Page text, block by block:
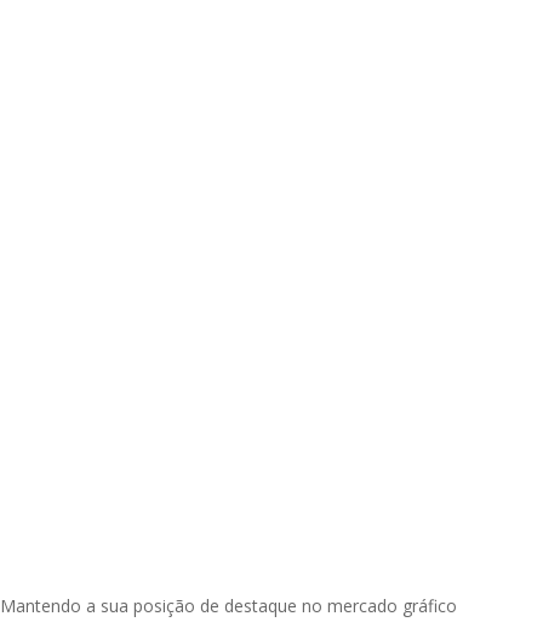
Mantendo a sua posição de destaque no mercado gráfico